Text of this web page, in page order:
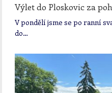
Výlet do Ploskovic za
V pondělí jsme se po ranní
do…